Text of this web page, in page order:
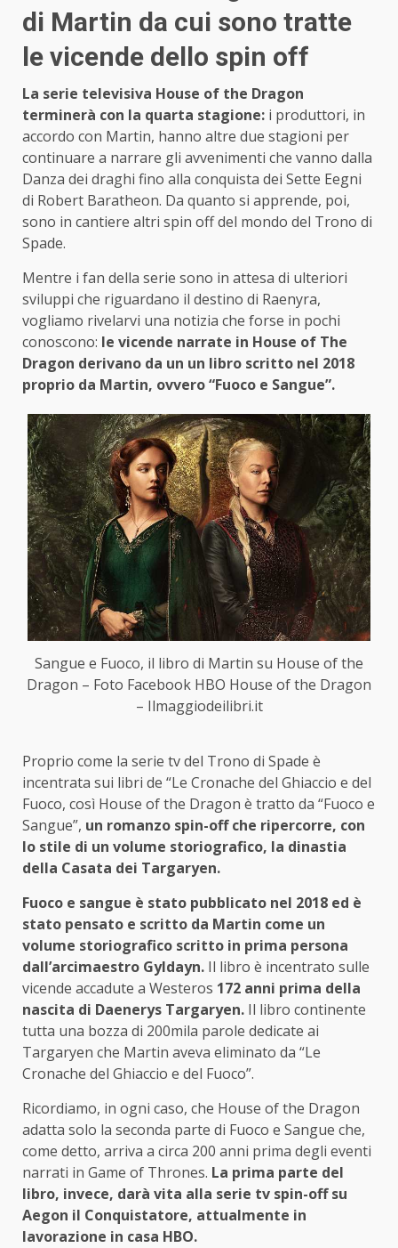
di Martin da cui sono tratte
le vicende dello spin off
La serie televisiva House of the Dragon
terminerà con la quarta stagione: i produttori, in
accordo con Martin, hanno altre due stagioni per
continuare a narrare gli avvenimenti che vanno dalla
Danza dei draghi fino alla conquista dei Sette Eegni
di Robert Baratheon. Da quanto si apprende, poi,
sono in cantiere altri spin off del mondo del Trono di
Spade.
Mentre i fan della serie sono in attesa di ulteriori
sviluppi che riguardano il destino di Raenyra,
vogliamo rivelarvi una notizia che forse in pochi
conoscono: le vicende narrate in House of The
Dragon derivano da un un libro scritto nel 2018
proprio da Martin, ovvero “Fuoco e Sangue”.
Sangue e Fuoco, il libro di Martin su House of the
Dragon – Foto Facebook HBO House of the Dragon
– Ilmaggiodeilibri.it
Proprio come la serie tv del Trono di Spade è
incentrata sui libri de “Le Cronache del Ghiaccio e del
Fuoco, così House of the Dragon è tratto da “Fuoco e
Sangue”, un romanzo spin-off che ripercorre, con
lo stile di un volume storiografico, la dinastia
della Casata dei Targaryen.
Fuoco e sangue è stato pubblicato nel 2018 ed è
stato pensato e scritto da Martin come un
volume storiografico scritto in prima persona
dall’arcimaestro Gyldayn. Il libro è incentrato sulle
vicende accadute a Westeros 172 anni prima della
nascita di Daenerys Targaryen. Il libro continente
tutta una bozza di 200mila parole dedicate ai
Targaryen che Martin aveva eliminato da “Le
Cronache del Ghiaccio e del Fuoco”.
Ricordiamo, in ogni caso, che House of the Dragon
adatta solo la seconda parte di Fuoco e Sangue che,
come detto, arriva a circa 200 anni prima degli eventi
narrati in Game of Thrones. La prima parte del
libro, invece, darà vita alla serie tv spin-off su
Aegon il Conquistatore, attualmente in
lavorazione in casa HBO.